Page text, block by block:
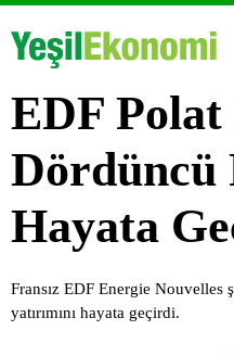
EDF
Dördüncü
Hayata
Fransız EDF Energie
yatırımını hayata geçirdi.